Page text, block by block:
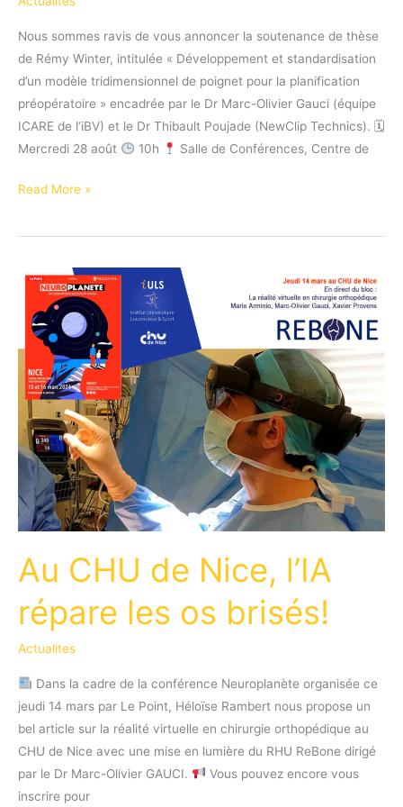
Nous sommes ravis de vous annoncer la soutenance de thèse
de Rémy Winter, intitulée « Développement et standardisation
d’un modèle tridimensionnel de poignet pour la planification
préopératoire » encadrée par le Dr Marc-Olivier Gauci (équipe
ICARE de l‘iBV) et le Dr Thibault Poujade (NewClip Technics). 🗓
Mercredi 28 août
10h Salle de Conférences, Centre de
de
de
Read More »
Au CHU de Nice, l’IA
répare les os brisés!
Actualites
Dans la cadre de la conférence Neuroplanète organisée ce
jeudi 14 mars par Le Point, Héloïse Rambert nous propose un
bel article sur la réalité virtuelle en chirurgie orthopédique au
CHU de Nice avec une mise en lumière du RHU ReBone dirigé
par le Dr Marc-Olivier GAUCI.
Vous pouvez encore vous
inscrire pour